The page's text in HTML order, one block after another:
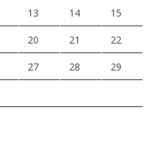
13 14 15
20 21 22
27 28 29